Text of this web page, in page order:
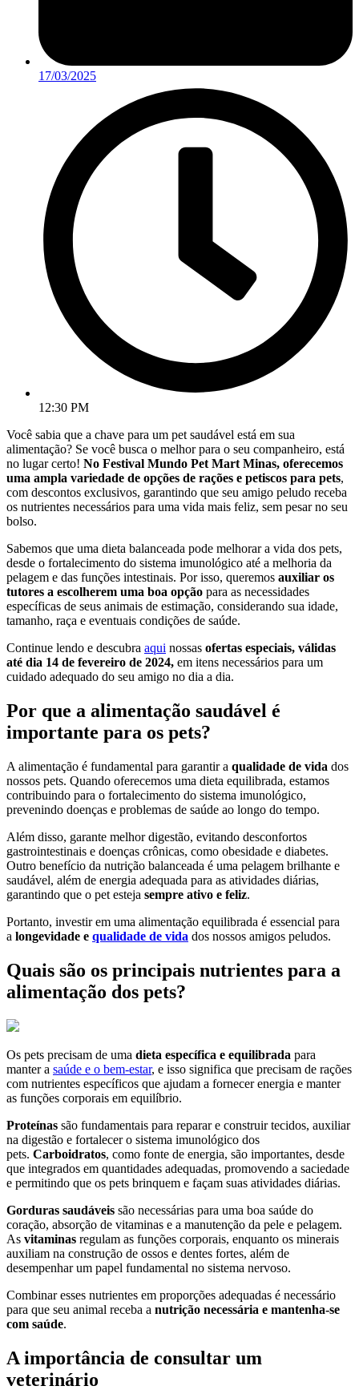
17/03/2025
12:30 PM
Você sabia que a chave para um pet saudável está em sua
alimentação? Se você busca o melhor para o seu companheiro, está
no lugar certo! No Festival Mundo Pet Mart Minas, oferecemos
uma ampla variedade de opções de rações e petiscos para pets,
com descontos exclusivos, garantindo que seu amigo peludo receba
os nutrientes necessários para uma vida mais feliz, sem pesar no seu
bolso.
Sabemos que uma dieta balanceada pode melhorar a vida dos pets,
desde o fortalecimento do sistema imunológico até a melhoria da
pelagem e das funções intestinais. Por isso, queremos auxiliar os
tutores a escolherem uma boa opção para as necessidades
específicas de seus animais de estimação, considerando sua idade,
tamanho, raça e eventuais condições de saúde.
Continue lendo e descubra aqui nossas ofertas especiais, válidas
até dia 14 de fevereiro de 2024, em itens necessários para um
cuidado adequado do seu amigo no dia a dia.
Por que a alimentação saudável é
importante para os pets?
A alimentação é fundamental para garantir a qualidade de vida dos
nossos pets. Quando oferecemos uma dieta equilibrada, estamos
contribuindo para o fortalecimento do sistema imunológico,
prevenindo doenças e problemas de saúde ao longo do tempo.
Além disso, garante melhor digestão, evitando desconfortos
gastrointestinais e doenças crônicas, como obesidade e diabetes.
Outro benefício da nutrição balanceada é uma pelagem brilhante e
saudável, além de energia adequada para as atividades diárias,
garantindo que o pet esteja sempre ativo e feliz.
Portanto, investir em uma alimentação equilibrada é essencial para
a longevidade e qualidade de vida dos nossos amigos peludos.
Quais são os principais nutrientes para a
alimentação dos pets?
Os pets precisam de uma dieta específica e equilibrada para
manter a saúde e o bem-estar, e isso significa que precisam de rações
com nutrientes específicos que ajudam a fornecer energia e manter
as funções corporais em equilíbrio.
Proteínas são fundamentais para reparar e construir tecidos, auxiliar
na digestão e fortalecer o sistema imunológico dos
pets. Carboidratos, como fonte de energia, são importantes, desde
que integrados em quantidades adequadas, promovendo a saciedade
e permitindo que os pets brinquem e façam suas atividades diárias.
Gorduras saudáveis são necessárias para uma boa saúde do
coração, absorção de vitaminas e a manutenção da pele e pelagem.
As vitaminas regulam as funções corporais, enquanto os minerais
auxiliam na construção de ossos e dentes fortes, além de
desempenhar um papel fundamental no sistema nervoso.
Combinar esses nutrientes em proporções adequadas é necessário
para que seu animal receba a nutrição necessária e mantenha-se
com saúde.
A importância de consultar um
veterinário